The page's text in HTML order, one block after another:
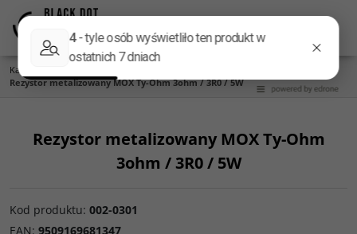
MenuPanel
Kategoria główna
Rezystor metalizowany MOX Ty-Ohm 3ohm / 3R0 / 5W
Rezystor metalizowany MOX Ty-Ohm
3ohm / 3R0 / 5W
Kod produktu: 002-0301
EAN: 9509169681347